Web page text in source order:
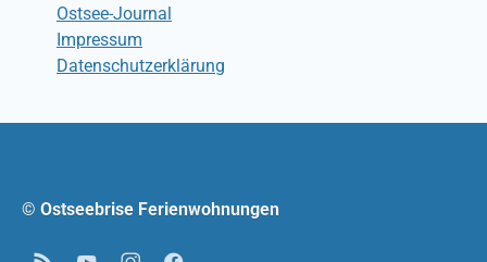
Ostsee-Journal
Impressum
Datenschutzerklärung
© Ostseebrise Ferienwohnungen